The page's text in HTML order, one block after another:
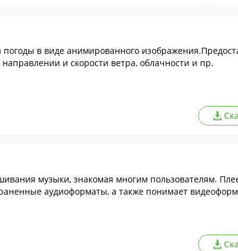
в виде анимированного
и скорости ветра, облачности и пр.
музыки, знакомая многим пользователям.
аудиоформаты, а также понимает